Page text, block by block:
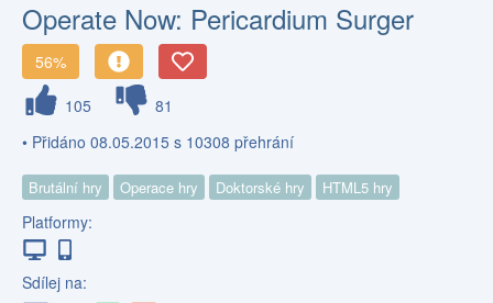
Operate Now: Pericardium Surger
56%
105
81
• Přidáno 08.05.2015 s 10308 přehrání
Brutální hry Operace hry Doktorské hry HTML5 hry
Platformy:
Sdílej na: